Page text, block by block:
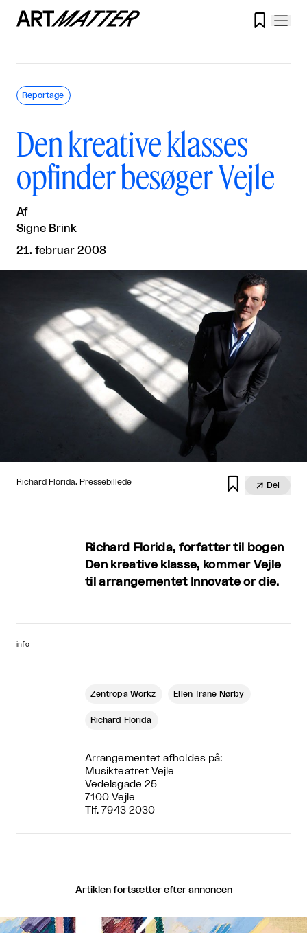

Den kreative klasses
opfinder besøger Vejle
Af
Signe Brink
21. februar 2008
Reportage
Richard Florida. Pressebillede   Del
Richard Florida, forfatter til bogen
Den kreative klasse, kommer Vejle
til arrangementet Innovate or die.
info
Zentropa Workz Ellen Trane Nørby
Richard Florida
Arrangementet afholdes på:
Musikteatret Vejle
Vedelsgade 25
7100 Vejle
Tlf. 7943 2030
Artiklen fortsætter efter annoncen